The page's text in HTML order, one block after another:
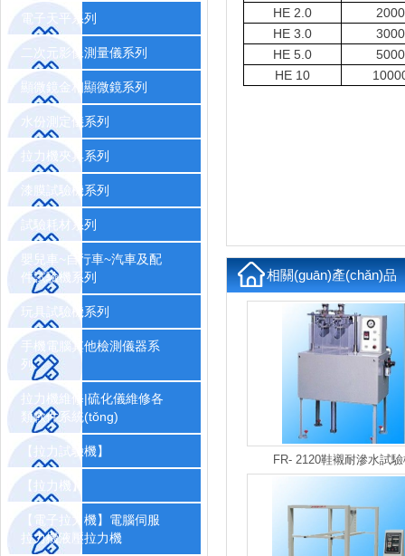
電子天平系列
二次元影像測量儀系列
顯微鏡金相顯微鏡系列
水份測定儀系列
拉力機夾具系列
漆膜試驗機系列
試驗耗材系列
嬰兒車~自行車~汽車及配
件試驗機系列
玩具試驗機系列
手機電腦其他檢測儀器系
列
拉力機維修|硫化儀維修各
類軟件系統(tǒng)
【拉力試驗機】
【拉力機】
【電子拉力機】電腦伺服
拉力機液壓拉力機
HE 2.0
2000
HE 3.0
3000
HE 5.0
5000
HE 10
相關(guān)產(chǎn)品
FR- 2120鞋襯耐滲水試